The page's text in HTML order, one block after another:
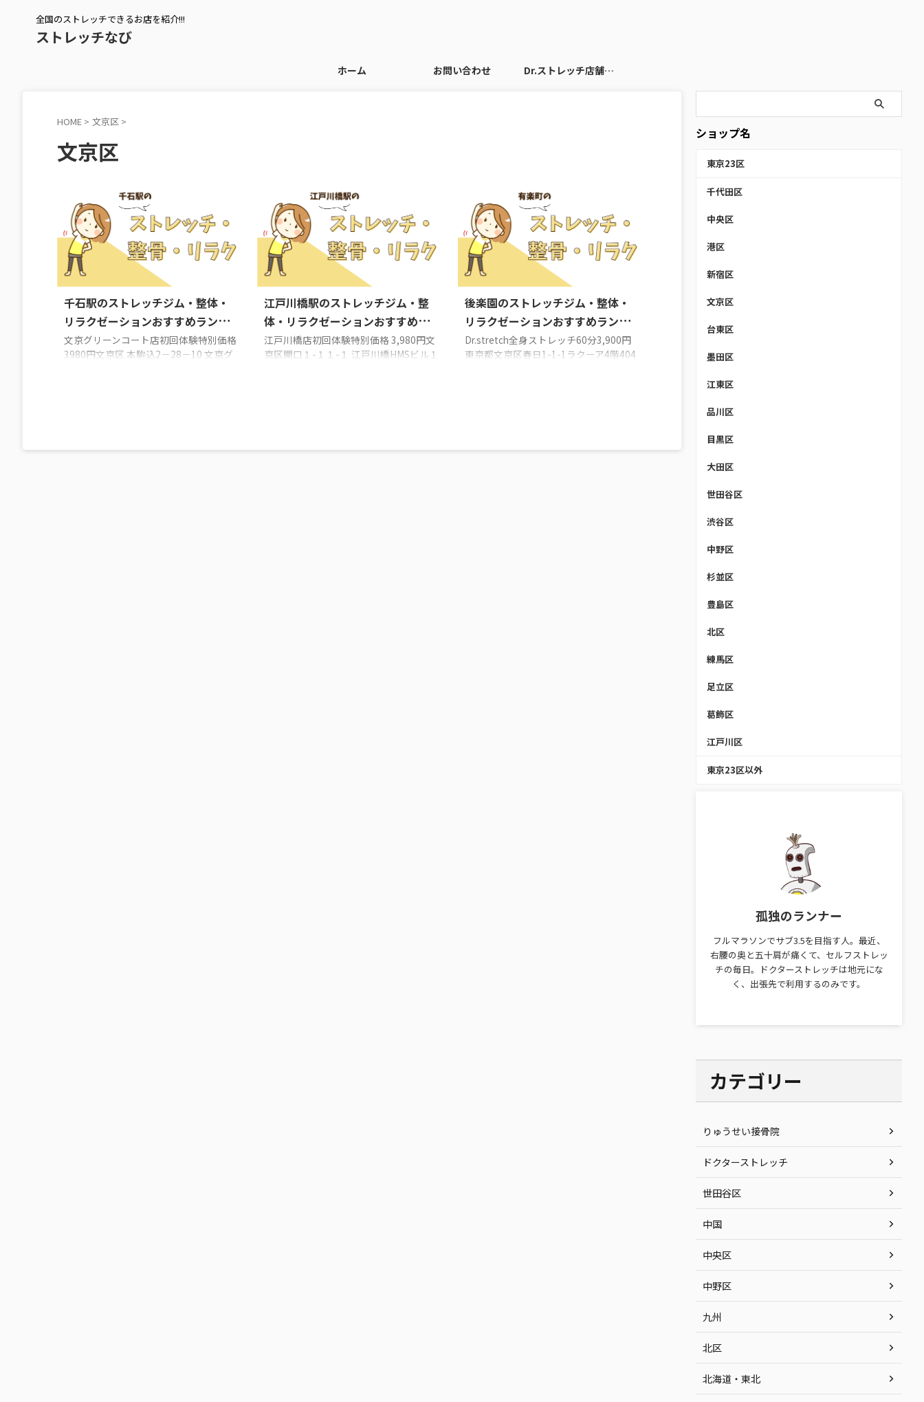
全国のストレッチできるお店を紹介!!!
ストレッチなび
ホーム お問い合わせ Dr.ストレッチ店舗情報
HOME > 文京区 >
文京区
千石駅のストレッチジム・整体・
リラクゼーションおすすめランキ
ング3選!!!
文京グリーンコート店初回体験特別価格
3980円文京区 本駒込2－28－10 文京グ
駅のストレッチジム・整体・リラクゼー
江戸川橋駅のストレッチジム・整
体・リラクゼーションおすすめラ
ンキング3選!!!
江戸川橋店初回体験特別価格 3,980円文
京区関口１-１１-１ 江戸川橋HMSビル１
江戸川橋駅のストレッチジム・整体・リ
後楽園のストレッチジム・整体・
リラクゼーションおすすめランキ
ング3選!!!
Dr.stretch全身ストレッチ60分3,900円
東京都文京区春日1-1-1ラクーア4階404
－１５－２ 山本ビル１０１ 文京区のス
ショップ名
東京23区
千代田区
中央区
港区
新宿区
文京区
台東区
墨田区
江東区
品川区
目黒区
大田区
世田谷区
渋谷区
中野区
杉並区
豊島区
北区
練馬区
足立区
葛飾区
江戸川区
東京23区以外
孤独のランナー
フルマラソンでサブ3.5を目指す人。最近、
右腰の奥と五十肩が痛くて、セルフストレッ
チの毎日。ドクターストレッチは地元にな
く、出張先で利用するのみです。
カテゴリー
りゅうせい接骨院
ドクターストレッチ
世田谷区
中国
中央区
中野区
九州
北区
北海道・東北